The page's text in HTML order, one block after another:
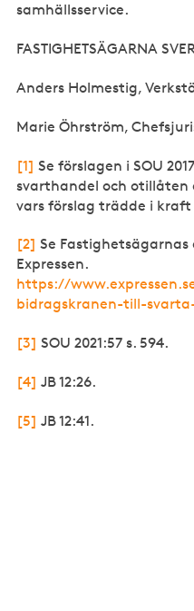
samhällsservice.
FASTIGHETSÄGARNA
Anders Holmestig,
Marie Öhrström,
[1] Se förslagen i SOU
svarthandel och
vars förslag trädde i kraft
[2] Se
Expressen.
https://
bidragskranen-till-
[3] SOU 2021:57 s. 594.
[4] JB 12:26.
[5] JB 12:41.